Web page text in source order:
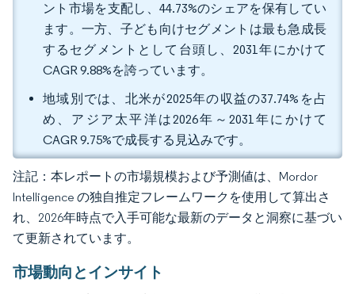
ント市場を支配し、44.73%のシェアを保有してい
ます。一方、子ども向けセグメントは最も急成長
するセグメントとして台頭し、2031年にかけて
CAGR 9.88%を誇っています。
地域別では、北米が2025年の収益の37.74%を占
め、アジア太平洋は2026年～2031年にかけて
CAGR 9.75%で成長する見込みです。
注記：本レポートの市場規模および予測値は、Mordor
Intelligence の独自推定フレームワークを使用して算出さ
れ、2026年時点で入手可能な最新のデータと洞察に基づい
て更新されています。
市場動向とインサイト